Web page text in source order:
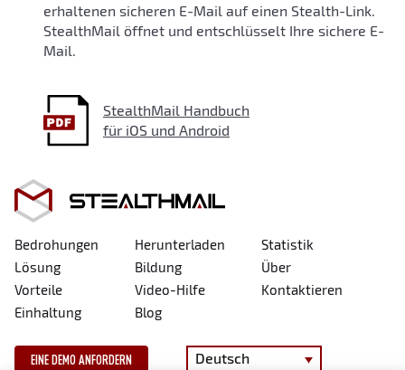
erhaltenen sicheren E-Mail auf einen Stealth-Link.
StealthMail öffnet und entschlüsselt Ihre sichere E-
Mail.
StealthMail Handbuch
für iOS und Android
Bedrohungen
Lösung
Vorteile
Einhaltung
Herunterladen
Bildung
Video-Hilfe
Blog
Statistik
Über
Kontaktieren
EINE DEMO ANFORDERN Deutsch